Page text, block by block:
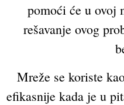
pomoći će u ovoj
rešavanje ovog
Mreže se koriste
efikasnije kada je u